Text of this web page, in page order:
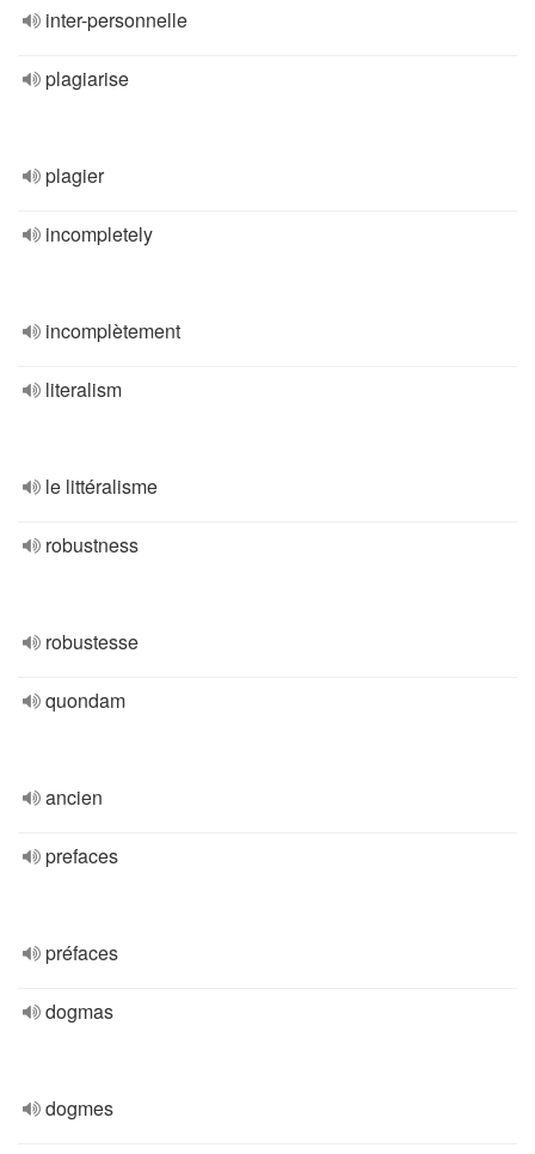
inter-personnelle
plagiarise
plagier
incompletely
incomplètement
literalism
le littéralisme
robustness
robustesse
quondam
ancien
prefaces
préfaces
dogmas
dogmes